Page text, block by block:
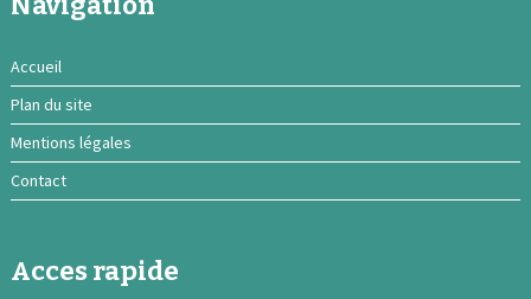
Accueil
Plan du site
Mentions légales
Contact
Acces rapide